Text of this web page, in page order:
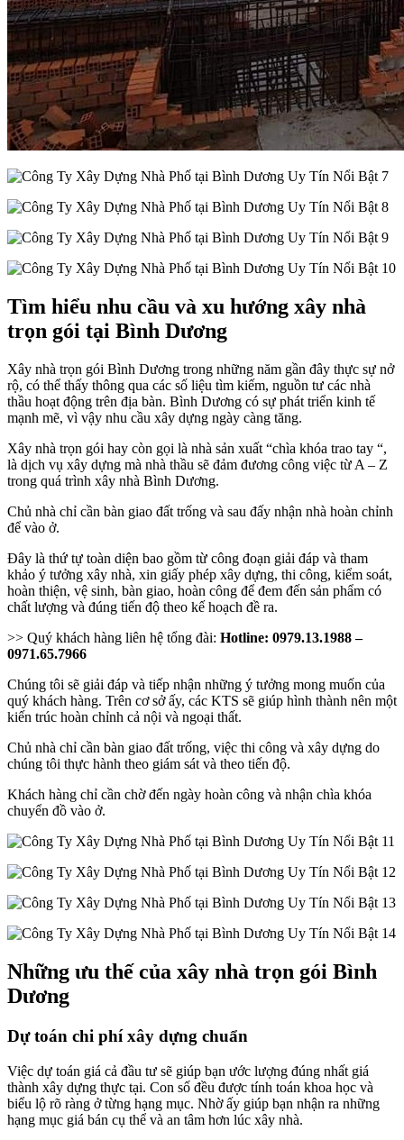
Tìm hiểu nhu cầu và xu hướng xây nhà
trọn gói tại Bình Dương
Xây nhà trọn gói Bình Dương trong những năm gần đây thực sự nở
rộ, có thể thấy thông qua các số liệu tìm kiếm, nguồn tư các nhà
thầu hoạt động trên địa bàn. Bình Dương có sự phát triển kinh tế
mạnh mẽ, vì vậy nhu cầu xây dựng ngày càng tăng.
Xây nhà trọn gói hay còn gọi là nhà sản xuất “chìa khóa trao tay “,
là dịch vụ xây dựng mà nhà thầu sẽ đảm đương công việc từ A – Z
trong quá trình xây nhà Bình Dương.
Chủ nhà chỉ cần bàn giao đất trống và sau đấy nhận nhà hoàn chỉnh
để vào ở.
Đây là thứ tự toàn diện bao gồm từ công đoạn giải đáp và tham
khảo ý tưởng xây nhà, xin giấy phép xây dựng, thi công, kiểm soát,
hoàn thiện, vệ sinh, bàn giao, hoàn công để đem đến sản phẩm có
chất lượng và đúng tiến độ theo kế hoạch đề ra.
>> Quý khách hàng liên hệ tổng đài: Hotline: 0979.13.1988 –
0971.65.7966
Chúng tôi sẽ giải đáp và tiếp nhận những ý tưởng mong muốn của
quý khách hàng. Trên cơ sở ấy, các KTS sẽ giúp hình thành nên một
kiến trúc hoàn chỉnh cả nội và ngoại thất.
Chủ nhà chỉ cần bàn giao đất trống, việc thi công và xây dựng do
chúng tôi thực hành theo giám sát và theo tiến độ.
Khách hàng chỉ cần chờ đến ngày hoàn công và nhận chìa khóa
chuyển đồ vào ở.
Những ưu thế của xây nhà trọn gói Bình
Dương
Dự toán chi phí xây dựng chuẩn
Việc dự toán giá cả đầu tư sẽ giúp bạn ước lượng đúng nhất giá
thành xây dựng thực tại. Con số đều được tính toán khoa học và
biểu lộ rõ ràng ở từng hạng mục. Nhờ ấy giúp bạn nhận ra những
hạng mục giá bán cụ thể và an tâm hơn lúc xây nhà.